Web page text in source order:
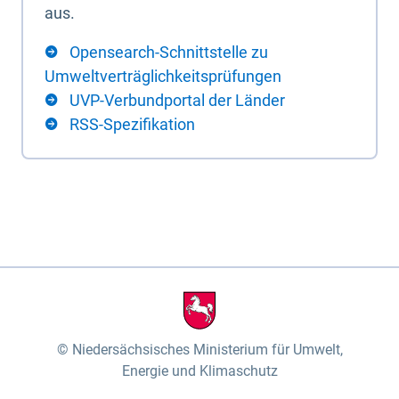
aus.
Opensearch-Schnittstelle zu
Umweltverträglichkeitsprüfungen
UVP-Verbundportal der Länder
RSS-Spezifikation
Niedersächsisches Ministerium für Umwelt,
Energie und Klimaschutz